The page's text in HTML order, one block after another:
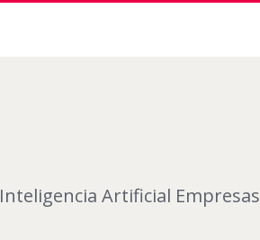
Inteligencia Artificial Empresas